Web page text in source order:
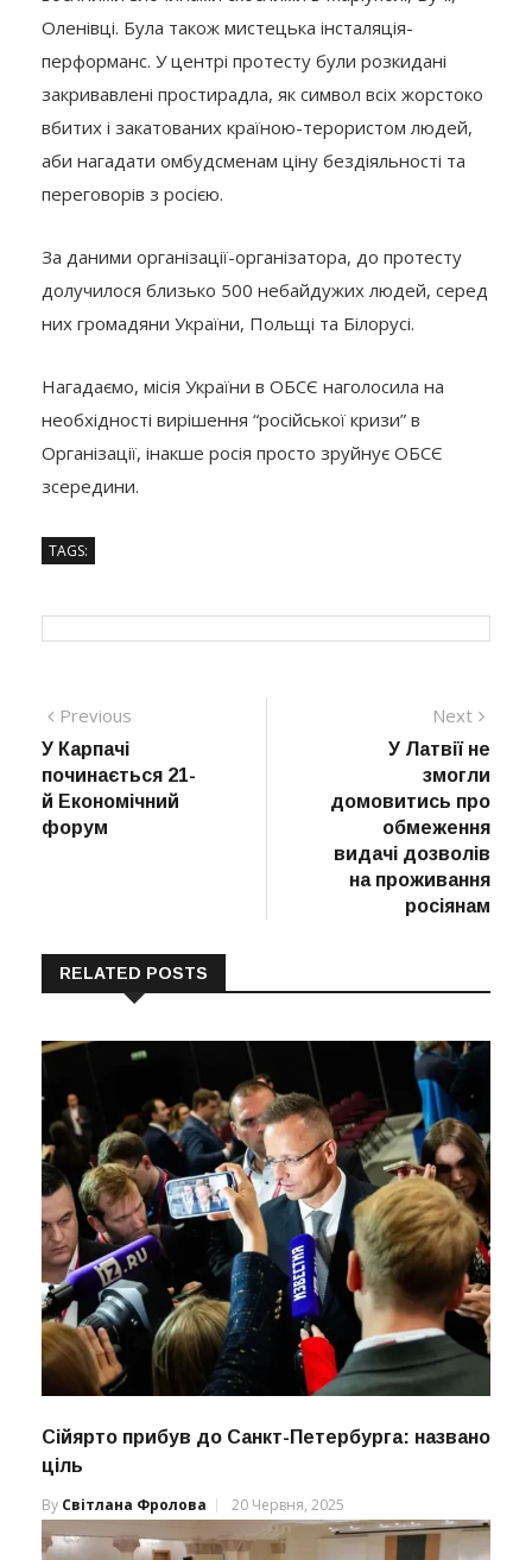
Оленівці. Була також мистецька інсталяція-
перформанс. У центрі протесту були розкидані
закривавлені простирадла, як символ всіх жорстоко
вбитих і закатованих країною-терористом людей,
аби нагадати омбудсменам ціну бездіяльності та
переговорів з росією.
За даними організації-організатора, до протесту
долучилося близько 500 небайдужих людей, серед
них громадяни України, Польщі та Білорусі.
Нагадаємо, місія України в ОБСЄ наголосила на
необхідності вирішення “російської кризи” в
Організації, інакше росія просто зруйнує ОБСЄ
зсередини.
TAGS:
Навігація
записів
Previous
У Карпачі
починається 21-
й Економічний
форум
Next
У Латвії не
змогли
домовитись про
обмеження
видачі дозволів
на проживання
росіянам
RELATED POSTS
Сійярто прибув до Санкт-Петербурга: названо
ціль
By Світлана Фролова 20 Червня, 2025